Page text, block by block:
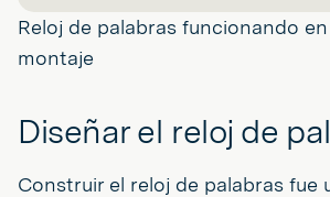
Reloj de palabras funcionando
montaje
Diseñar el reloj de
Construir el reloj de palabras fue